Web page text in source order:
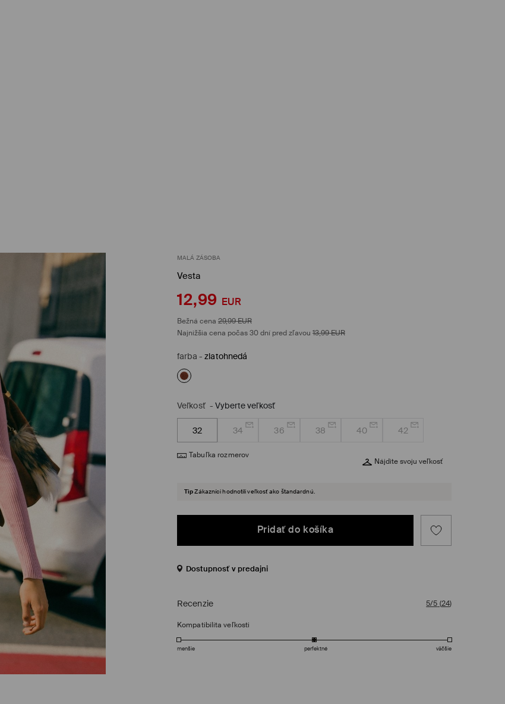
MALÁ ZÁSOBA
Vesta
12,99 EUR
Bežná cena 29,99EUR
Najnižšia cena počas 30 dní pred zľavou 13,99EUR
farba -zlatohnedá
Veľkosť -Vyberte veľkosť
32 34 36 38 40 42
Tabuľka rozmerov
Nájdite svoju veľkosť
TipZákazníci hodnotili veľkosť ako štandardnú.
Pridať do košíka
Dostupnosť v predajni
Recenzie 5/5 (24)
Kompatibilita veľkosti
menšie perfektné väčšie